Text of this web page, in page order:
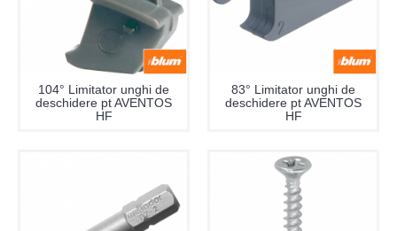
104° Limitator unghi de
deschidere pt AVENTOS
HF
83° Limitator unghi de
deschidere pt AVENTOS
HF